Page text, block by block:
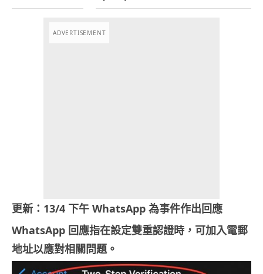
ADVERTISEMENT
更新：13/4 下午 WhatsApp 為事件作出回應
WhatsApp 回應指在設定雙重認證時，可加入電郵
地址以應對相關問題。